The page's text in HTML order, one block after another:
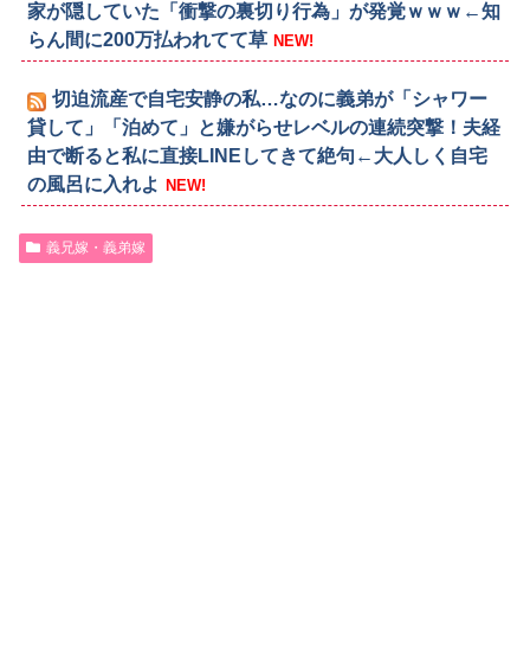
家が隠していた「衝撃の裏切り行為」が発覚ｗｗｗ←知
らん間に200万払われてて草 NEW!
切迫流産で自宅安静の私…なのに義弟が「シャワー
貸して」「泊めて」と嫌がらせレベルの連続突撃！夫経
由で断ると私に直接LINEしてきて絶句←大人しく自宅
の風呂に入れよ
NEW!
義兄嫁・義弟嫁